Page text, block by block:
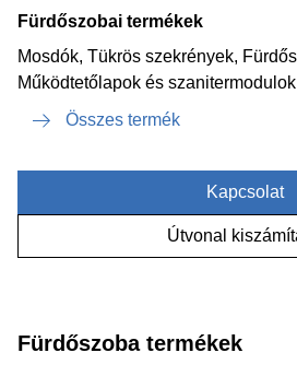
Fürdőszobai termékek
Mosdók, Tükrös szekrények,
Működtetőlapok és szanitermodulok
Összes termék
Kapcsolat
Útvonal
Fürdőszoba termékek